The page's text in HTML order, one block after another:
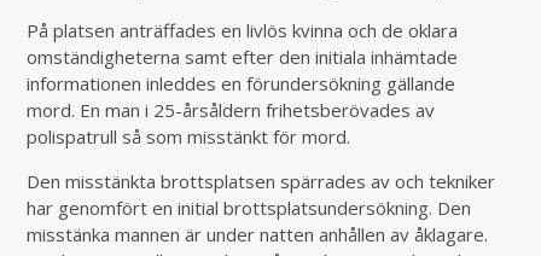
På platsen anträffades en livlös kvinna och de oklara
omständigheterna samt efter den initiala inhämtade
informationen inleddes en förundersökning gällande
mord. En man i 25-årsåldern frihetsberövades av
polispatrull så som misstänkt för mord.
Den misstänkta brottsplatsen spärrades av och tekniker
har genomfört en initial brottsplatsundersökning. Den
misstänka mannen är under natten anhållen av åklagare.